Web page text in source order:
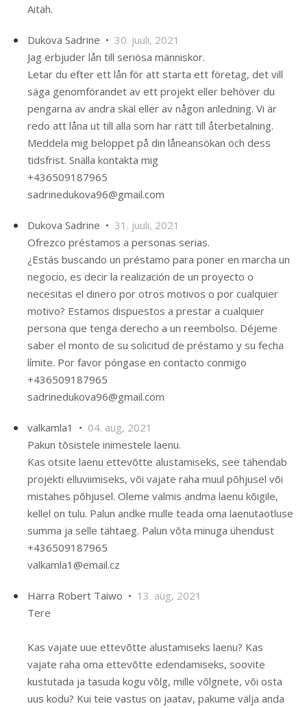
Aitäh.
Dukova Sadrine • 30. juuli, 2021
Jag erbjuder lån till seriösa människor.
Letar du efter ett lån för att starta ett företag, det vill
säga genomförandet av ett projekt eller behöver du
pengarna av andra skäl eller av någon anledning. Vi är
redo att låna ut till alla som har rätt till återbetalning.
Meddela mig beloppet på din låneansökan och dess
tidsfrist. Snälla kontakta mig
+436509187965
sadrinedukova96@gmail.com
Dukova Sadrine • 31. juuli, 2021
Ofrezco préstamos a personas serias.
¿Estás buscando un préstamo para poner en marcha un
negocio, es decir la realización de un proyecto o
necesitas el dinero por otros motivos o por cualquier
motivo? Estamos dispuestos a prestar a cualquier
persona que tenga derecho a un reembolso. Déjeme
saber el monto de su solicitud de préstamo y su fecha
límite. Por favor póngase en contacto conmigo
+436509187965
sadrinedukova96@gmail.com
valkamla1 • 04. aug, 2021
Pakun tõsistele inimestele laenu.
Kas otsite laenu ettevõtte alustamiseks, see tähendab
projekti elluviimiseks, või vajate raha muul põhjusel või
mistahes põhjusel. Oleme valmis andma laenu kõigile,
kellel on tulu. Palun andke mulle teada oma laenutaotluse
summa ja selle tähtaeg. Palun võta minuga ühendust
+436509187965
valkamla1@email.cz
Härra Robert Taiwo • 13. aug, 2021
Tere
Kas vajate uue ettevõtte alustamiseks laenu? Kas
vajate raha oma ettevõtte edendamiseks, soovite
kustutada ja tasuda kogu võlg, mille võlgnete, või osta
uus kodu? Kui teie vastus on jaatav, pakume välja anda